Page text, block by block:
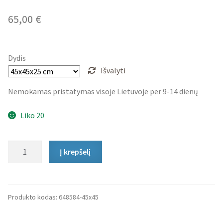
65,00 €
Dydis
Išvalyti
Nemokamas pristatymas visoje Lietuvoje per 9-14 dienų
Liko 20
Linen
Į krepšelį
Produkto kodas: 648584-45x45